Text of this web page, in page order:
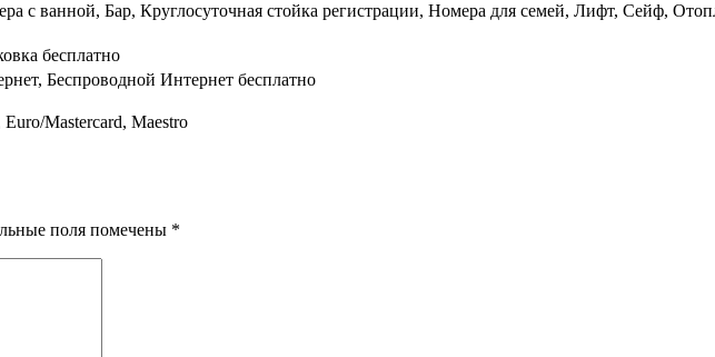
с ванной, Бар, Круглосуточная стойка регистрации, Номера для семей, Лифт, Сейф,
бесплатно
Беспроводной Интернет бесплатно
Euro/Mastercard, Maestro
поля помечены *